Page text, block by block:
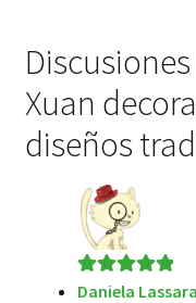
Xuan
diseños
Valorado en5
Daniela